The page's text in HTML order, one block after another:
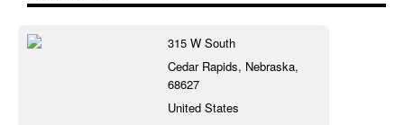
315 W South
Cedar Rapids, Nebraska,
68627
United States